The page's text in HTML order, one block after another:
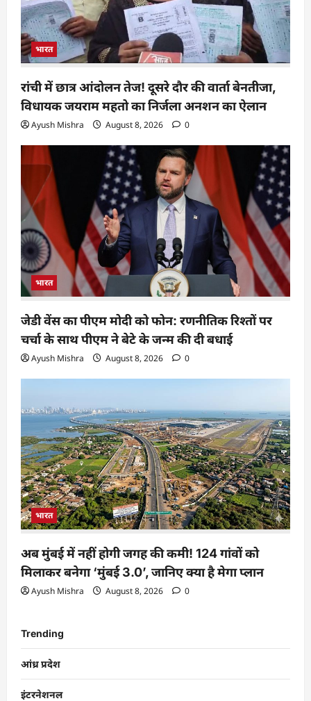
भारत
रांची में छात्र आंदोलन तेज! दूसरे दौर की वार्ता बेनतीजा,
विधायक जयराम महतो का निर्जला अनशन का ऐलान
Ayush Mishra August 8, 2026 0
भारत
जेडी वेंस का पीएम मोदी को फोन: रणनीतिक रिश्तों पर
चर्चा के साथ पीएम ने बेटे के जन्म की दी बधाई
Ayush Mishra August 8, 2026 0
भारत
अब मुंबई में नहीं होगी जगह की कमी! 124 गांवों को
मिलाकर बनेगा ‘मुंबई 3.0’, जानिए क्या है मेगा प्लान
Ayush Mishra August 8, 2026 0
Trending
आंध्र प्रदेश
इंटरनेशनल